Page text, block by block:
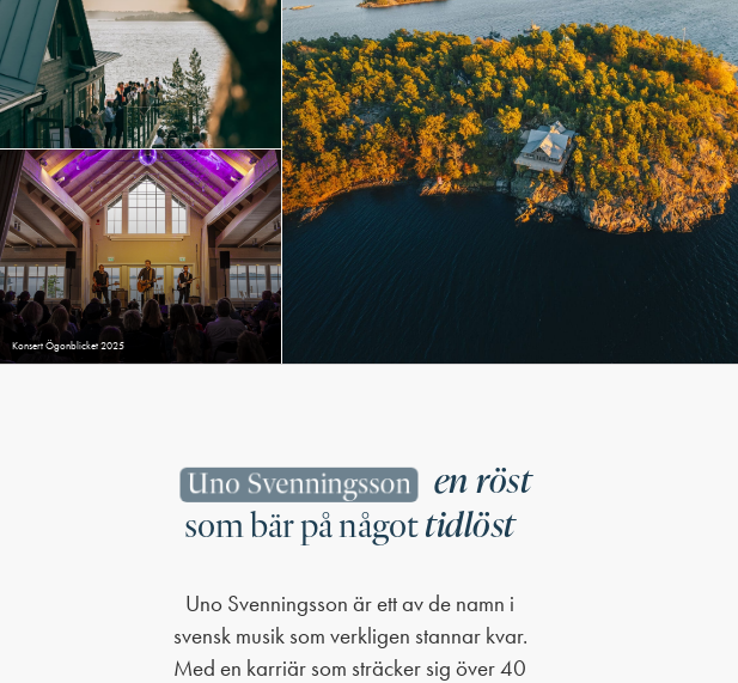
Konsert Ögonblicket 2025
Uno Svenningsson en röst
som bär på någottidlöst
Uno Svenningsson är ett av de namn i
svensk musik som verkligen stannar kvar.
Med en karriär som sträcker sig över 40